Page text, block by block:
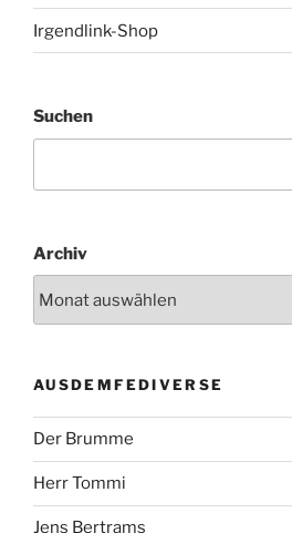
Irgendlink-Shop
Suchen
Archiv
AUSDEMFEDIVERSE
Der Brumme
Herr Tommi
Jens Bertrams